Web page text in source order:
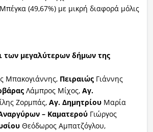
(49,67%) με μικρή διαφορά μόλις
των μεγαλύτερων δήμων της
Μπακογιάννης, ΠειραιώςΓιάννης
Λάμπρος Μίχος, Αγ.
Ζορμπάς, Αγ. ΔημητρίουΜαρία
– ΚαματερούΓιώργος
Θεόδωρος Αμπατζόγλου,